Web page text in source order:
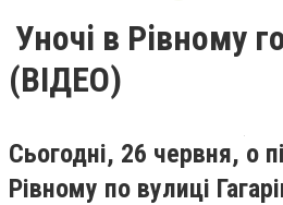
Уночі в Рівному
(ВІДЕО)
Сьогодні, 26 червня, о
Рівному по вулиці